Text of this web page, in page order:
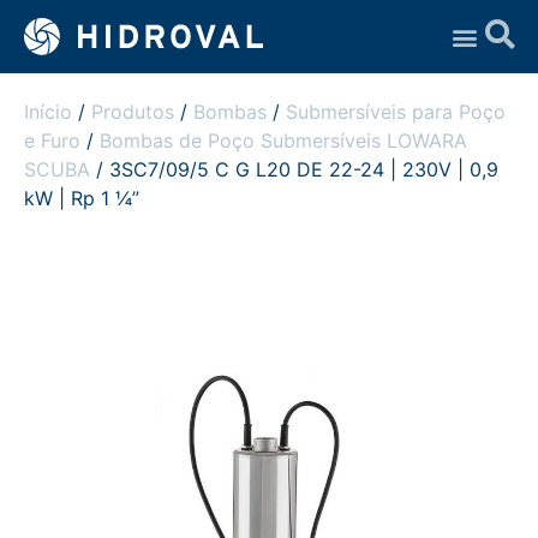
Início / Produtos / Bombas / Submersíveis para Poço
e Furo / Bombas de Poço Submersíveis LOWARA
SCUBA / 3SC7/09/5 C G L20 DE 22-24 | 230V | 0,9
kW | Rp 1 ¼”